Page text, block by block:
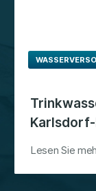
Lesen Sie